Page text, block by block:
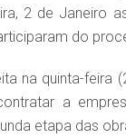
2 de Janeiro
do
na quinta-feira
a
etapa das